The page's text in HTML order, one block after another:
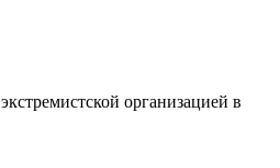
организацией в